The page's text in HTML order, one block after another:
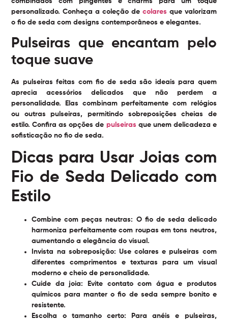
personalizado. Conheça a coleção de colares que valorizam
o fio de seda com designs contemporâneos e elegantes.
Pulseiras que encantam pelo
toque suave
As pulseiras feitas com fio de seda são ideais para quem
aprecia acessórios delicados que não perdem a
personalidade. Elas combinam perfeitamente com relógios
ou outras pulseiras, permitindo sobreposições cheias de
estilo. Confira as opções de pulseiras que unem delicadeza e
sofisticação no fio de seda.
Dicas para Usar Joias com
Fio de Seda Delicado com
Estilo
Combine com peças neutras: O fio de seda delicado
harmoniza perfeitamente com roupas em tons neutros,
aumentando a elegância do visual.
Invista na sobreposição: Use colares e pulseiras com
diferentes comprimentos e texturas para um visual
moderno e cheio de personalidade.
Cuide da joia:
Evite contato com água e produtos
químicos para manter o fio de seda sempre bonito e
resistente.
Escolha o tamanho certo: Para anéis e pulseiras,